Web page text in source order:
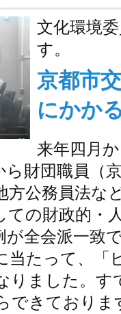
文化環境
す。
京都市
にかか
来年四月
財団職員（
方公務員法な
ての財政的・
が全会派一致
当たって、「
りました。す
できておりま